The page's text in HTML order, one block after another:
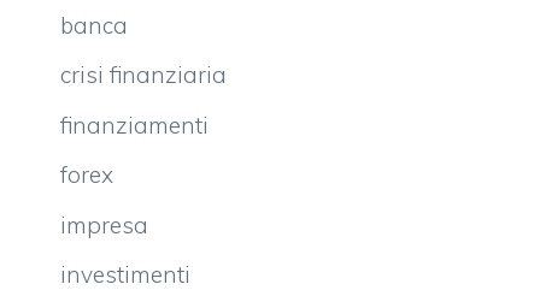
banca
crisi finanziaria
finanziamenti
forex
impresa
investimenti